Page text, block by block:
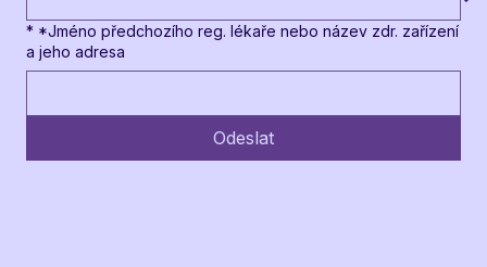
* *Jméno předchozího reg. lékaře nebo název zdr. zařízení
a jeho adresa
Odeslat